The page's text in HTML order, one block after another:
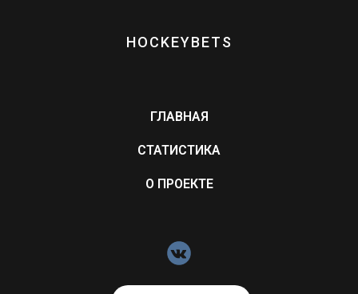
HOCKEYBETS
ГЛАВНАЯ
СТАТИСТИКА
О ПРОЕКТЕ